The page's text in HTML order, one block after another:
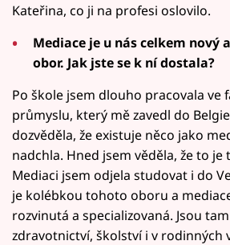
Kateřina, co ji na profesi oslovilo.
Mediace je u nás celkem nový
obor. Jak jste se k ní dostala?
Po škole jsem dlouho pracovala ve
průmyslu, který mě zavedl do
dozvěděla, že existuje něco jako
nadchla. Hned jsem věděla, že to je
Mediaci jsem odjela studovat i do
je kolébkou tohoto oboru a
rozvinutá a specializovaná. Jsou
zdravotnictví, školství i v rodinných